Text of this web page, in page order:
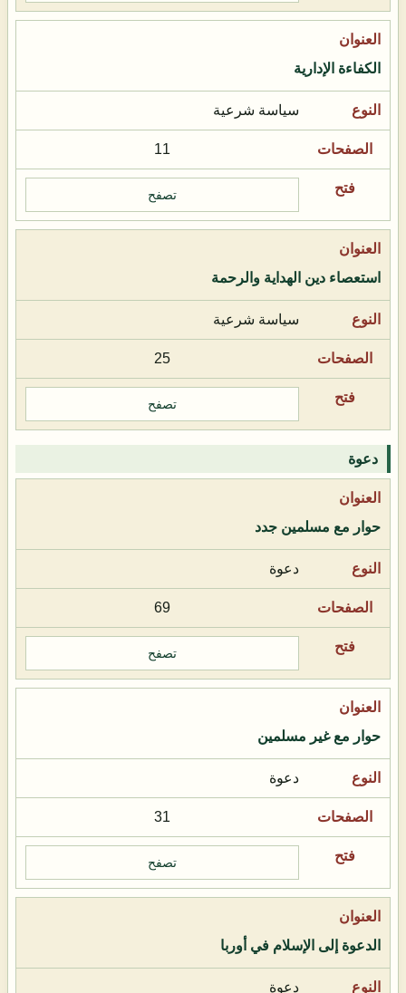
الكفاءة الإدارية
سياسة شرعية
11
تصفح
استعصاء دين الهداية والرحمة
سياسة شرعية
25
تصفح
دعوة
حوار مع مسلمين جدد
دعوة
69
تصفح
حوار مع غير مسلمين
دعوة
31
تصفح
الدعوة إلى الإسلام في أوربا
دعوة